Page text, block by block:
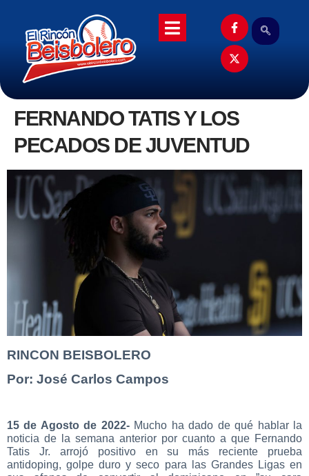
FERNANDO TATIS Y LOS
PECADOS DE JUVENTUD
RINCON BEISBOLERO
Por: José Carlos Campos
15 de Agosto de 2022-Mucho ha dado de qué hablar la
noticia de la semana anterior por cuanto a que Fernando
Tatis Jr. arrojó positivo en su más reciente prueba
antidoping, golpe duro y seco para las Grandes Ligas en